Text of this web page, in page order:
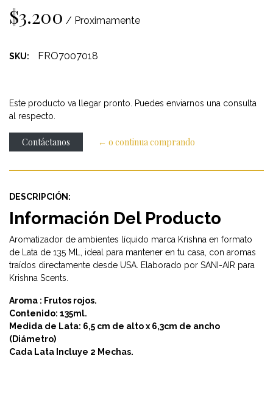
$3.200 / Proximamente
SKU: FRO7007018
Este producto va llegar pronto. Puedes enviarnos una consulta
al respecto.
Contáctanos ← o continua comprando
DESCRIPCIÓN:
Información Del Producto
Aromatizador de ambientes líquido marca Krishna en formato
de Lata de 135 ML, ideal para mantener en tu casa, con aromas
traídos directamente desde USA. Elaborado por SANI-AIR para
Krishna Scents.
Aroma : Frutos rojos.
Contenido: 135ml.
Medida de Lata: 6,5 cm de alto x 6,3cm de ancho
(Diámetro)
Cada Lata Incluye 2 Mechas.